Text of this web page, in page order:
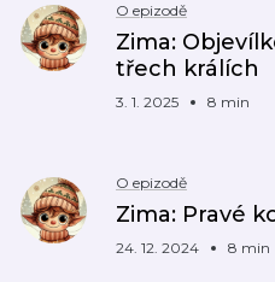
O epizodě
Zima:
třech králích
3. 1. 2025 8 min
O epizodě
Zima: Pravé
24. 12. 2024 8 min